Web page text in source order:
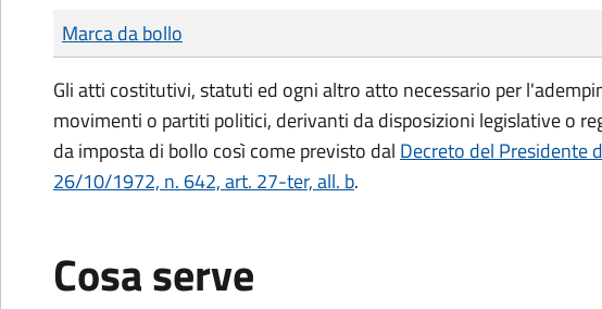
Tipo di pagamento
Importo
Marca da bollo
Gli atti costitutivi, statuti ed ogni altro atto necessario per
movimenti o partiti politici, derivanti da disposizioni legislative o
da imposta di bollo così come previsto dal Decreto del Presidente
26/10/1972, n. 642, art. 27-ter, all. b.
Cosa serve